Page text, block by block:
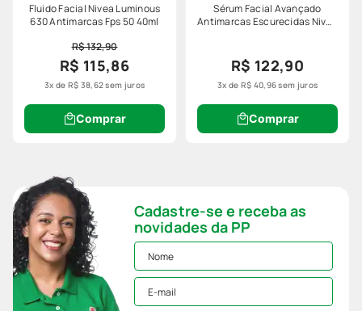
Fluido Facial Nivea Luminous
630 Antimarcas Fps 50 40ml
R$ 132,90
R$ 115,86
3x de R$ 38,62sem juros
Comprar
Sérum Facial Avançado
Antimarcas Escurecidas Nivea
R$ 122,90
3x de R$ 40,96sem juros
Comprar
Cadastre-se e receba as
novidades da PP